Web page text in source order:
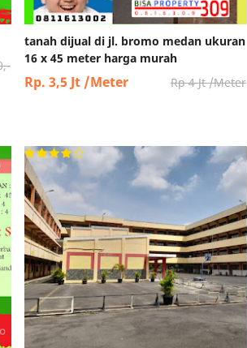
tanah dijual di jl. bromo medan ukuran
16 x 45 meter harga murah
Rp 4 Jt /Meter
Rp. 3,5 Jt /Meter